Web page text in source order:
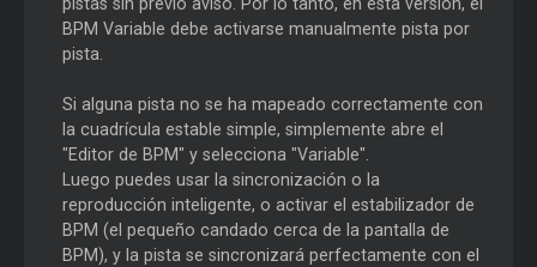
BPM Variable debe activarse manualmente pista por
pista.
Si alguna pista no se ha mapeado correctamente con
la cuadrícula estable simple, simplemente abre el
"Editor de BPM" y selecciona "Variable".
Luego puedes usar la sincronización o la
reproducción inteligente, o activar el estabilizador de
BPM (el pequeño candado cerca de la pantalla de
BPM), y la pista se sincronizará perfectamente con el